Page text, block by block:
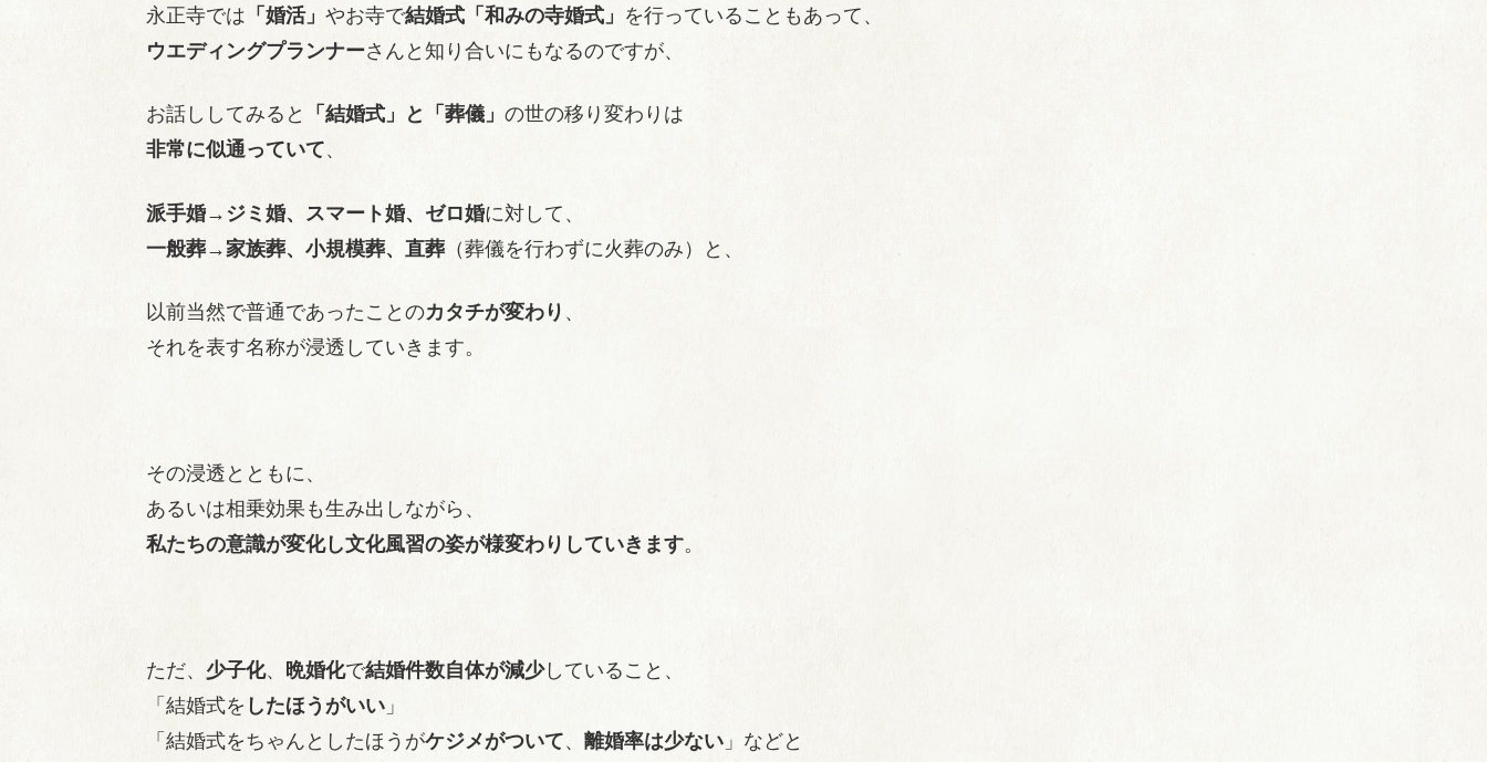
永正寺では 「婚活」 やお寺で結婚式「和みの寺婚式」 を行っていることもあって、
ウエディングプランナーさんと知り合いにもなるのですが、
お話ししてみると 「結婚式」と「葬儀」 の世の移り変わりは
非常に似通っていて、
派手婚→ジミ婚、スマート婚、ゼロ婚に対して、
一般葬→家族葬、小規模葬、直葬 （葬儀を行わずに火葬のみ）と、
以前当然で普通であったことのカタチが変わり 、
それを表す名称が浸透していきます。
その浸透とともに、
あるいは相乗効果も生み出しながら、
私たちの意識が変化し文化風習の姿が様変わりしていきます。
ただ、 少子化、 晩婚化で結婚件数自体が減少していること、
「結婚式を したほうがいい 」
「結婚式をちゃんとしたほうがケジメがついて、 離婚率は少ない 」などと